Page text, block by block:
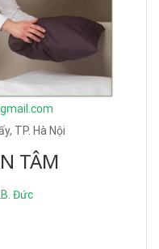
TP. Hà Nội
TÂM
Đức